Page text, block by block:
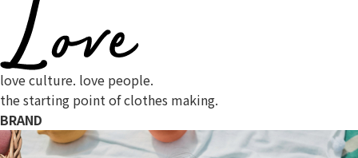
love culture. love people.
the starting point of clothes making.
BRAND